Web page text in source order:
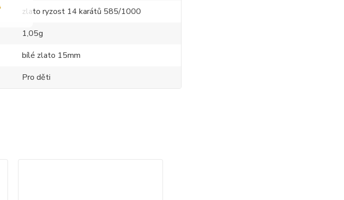
zlato ryzost 14 karátů 585/1000
1,05g
bílé zlato 15mm
Pro děti